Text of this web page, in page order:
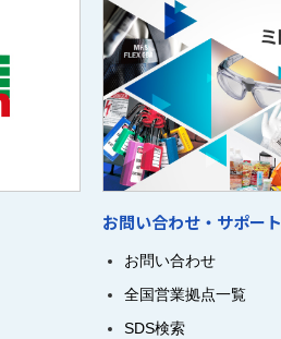
お問い合わせ・サポート
お問い合わせ
全国営業拠点一覧
SDS検索